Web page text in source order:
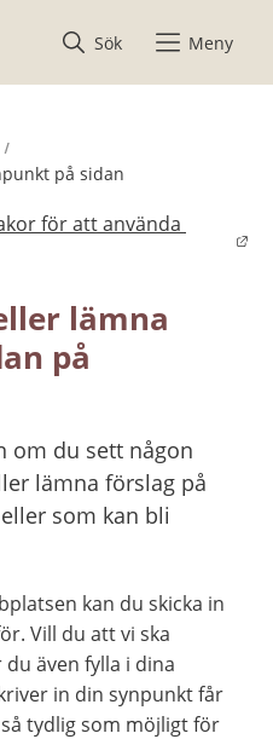
Sök
Meny
på sidan
för att använda
lämna
på
om du sett någon
lämna förslag på
som kan bli
kan du skicka in
Vill du att vi ska
även fylla i dina
in din synpunkt får
tydlig som möjligt för